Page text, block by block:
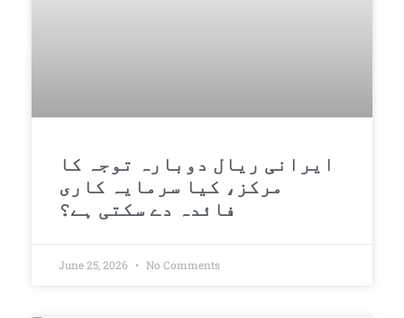
ایرانی ریال دوبارہ توجہ کا
مرکز، کیا سرمایہ کاری
فائدہ دے سکتی ہے؟
June 25, 2026 No Comments